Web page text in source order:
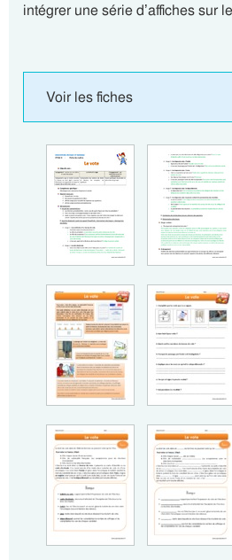
intégrer une série d’affiches sur
Voir les fiches